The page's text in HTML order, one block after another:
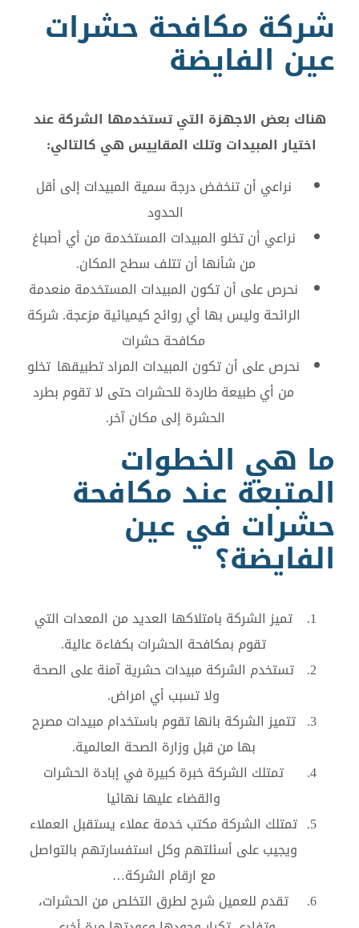
شركة مكافحة حشرات
عين الفايضة
هناك بعض الاجهزة التي تستخدمها الشركة عند
اختيار المبيدات وتلك المقاييس هي كالتالي:
نراعي أن تنخفض درجة سمية المبيدات إلى أقل
الحدود
نراعي أن تخلو المبيدات المستخدمة من أي أصباغ
من شأنها أن تتلف سطح المكان.
نحرص على أن تكون المبيدات المستخدمة منعدمة
الرائحة وليس بها أي روائح كيميائية مزعجة. شركة
مكافحة حشرات
نحرص على أن تكون المبيدات المراد تطبيقها تخلو
من أي طبيعة طاردة للحشرات حتى لا تقوم بطرد
الحشرة إلى مكان آخر.
ما هي الخطوات
المتبعة عند مكافحة
حشرات في عين
الفايضة؟
تميز الشركة بامتلاكها العديد من المعدات التي
تقوم بمكافحة الحشرات بكفاءة عالية.
تستخدم الشركة مبيدات حشرية آمنة على الصحة
ولا تسبب أي امراض.
تتميز الشركة بانها تقوم باستخدام مبيدات مصرح
بها من قبل وزارة الصحة العالمية.
تمتلك الشركة خبرة كبيرة في إبادة الحشرات
والقضاء عليها نهائيا
تمتلك الشركة مكتب خدمة عملاء يستقبل العملاء
ويجيب على أسئلتهم وكل استفسارتهم بالتواصل
مع ارقام الشركة…
تقدم للعميل شرح لطرق التخلص من الحشرات،